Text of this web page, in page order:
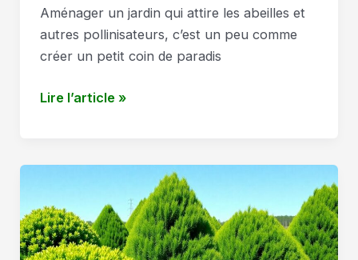
Aménager un jardin qui attire les abeilles et
autres pollinisateurs, c’est un peu comme
créer un petit coin de paradis
Comment
abeilles
autres
pollinisateurs
dans
Lire l’article »